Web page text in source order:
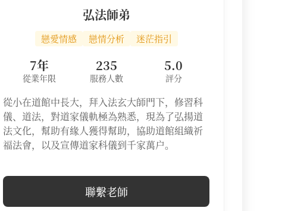
弘法師弟
戀愛情感 戀情分析 迷茫指引
7年
從業年限
235
服務人數
5.0
評分
從小在道館中長大，拜入法玄大師門下，修習科
儀、道法，對道家儀軌極為熟悉，現為了弘揚道
法文化，幫助有緣人獲得幫助，協助道館組織祈
福法會，以及宣傳道家科儀到千家萬户。
聯繫老師